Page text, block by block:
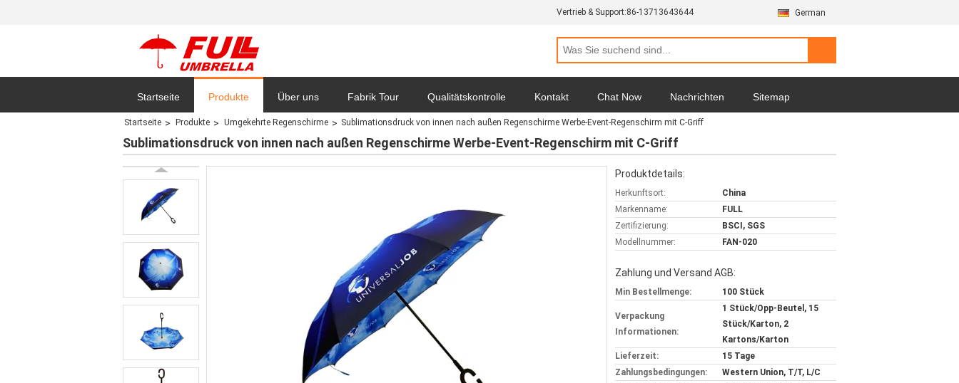
Vertrieb & Support:86-13713643644 German
Startseite Produkte Über uns Fabrik Tour Qualitätskontrolle Kontakt Chat Now Nachrichten Sitemap
Datenschutz-Bestimmungen Alle Fälle
Startseite Produkte Umgekehrte Regenschirme Sublimationsdruck von innen nach außen Regenschirme Werbe-Event-Regenschirm mit C-Griff
Sublimationsdruck von innen nach außen Regenschirme Werbe-Event-Regenschirm mit C-Griff
Produktdetails:
Herkunftsort:
China
Markenname:
FULL
Zertifizierung:
BSCI, SGS
Modellnummer:
FAN-020
Zahlung und Versand AGB:
Min Bestellmenge: 100 Stück
Verpackung
Informationen:
1 Stück/Opp-Beutel, 15
Stück/Karton, 2
Kartons/Karton
Lieferzeit:
15 Tage
Zahlungsbedingungen:
Western Union, T/T, L/C